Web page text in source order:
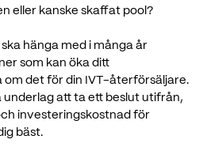
eller kanske skaffat pool?
hänga med i många år
som kan öka ditt
om det för din IVT-återförsäljare.
underlag att ta ett beslut utifrån,
investeringskostnad för
bäst.